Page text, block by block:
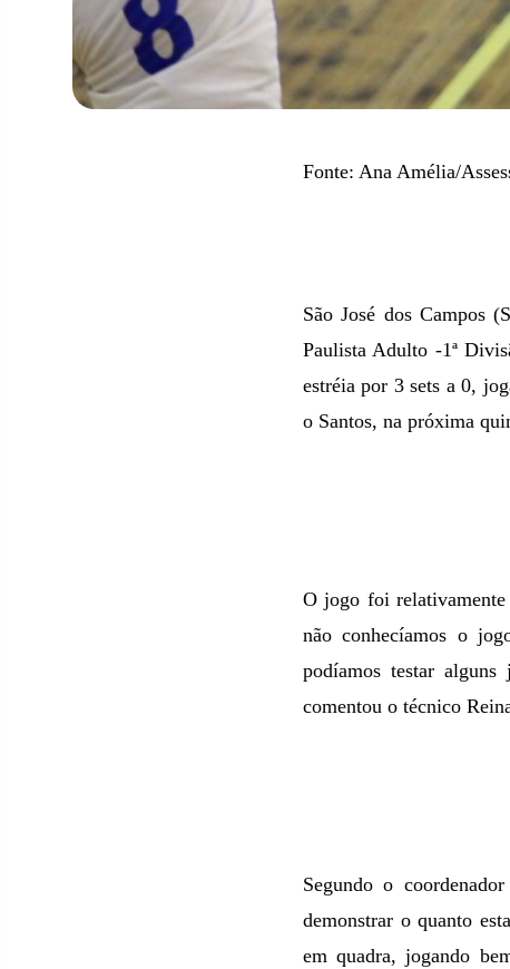
Fonte: Ana Amélia/
São José dos Campos
Paulista Adulto -1ª
estréia por 3 sets a 0,
o Santos, na próxima
O jogo foi relativamente
não conhecíamos o
podíamos testar
comentou o técnico
Segundo o
demonstrar o quanto
em quadra, jogando